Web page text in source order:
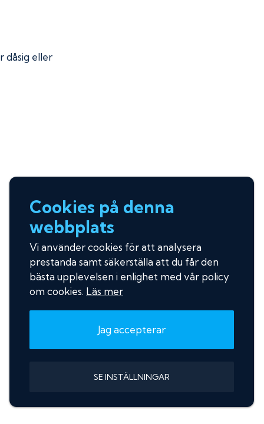
dåsig eller
Cookies på denna
webbplats
Vi använder cookies för att analysera
prestanda samt säkerställa att du får den
bästa upplevelsen i enlighet med vår policy
om cookies. Läs mer
Jag accepterar
SE INSTÄLLNINGAR